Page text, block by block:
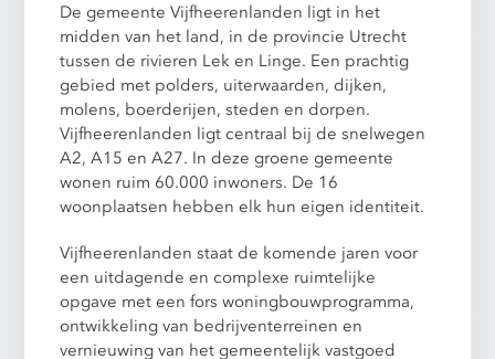
De gemeente Vijfheerenlanden ligt in het
midden van het land, in de provincie Utrecht
tussen de rivieren Lek en Linge. Een prachtig
gebied met polders, uiterwaarden, dijken,
molens, boerderijen, steden en dorpen.
Vijfheerenlanden ligt centraal bij de snelwegen
A2, A15 en A27. In deze groene gemeente
wonen ruim 60.000 inwoners. De 16
woonplaatsen hebben elk hun eigen identiteit.
Vijfheerenlanden staat de komende jaren voor
een uitdagende en complexe ruimtelijke
opgave met een fors woningbouwprogramma,
ontwikkeling van bedrijventerreinen en
vernieuwing van het gemeentelijk vastgoed